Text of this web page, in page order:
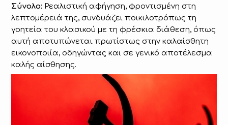
Σύνολο: Ρεαλιστική αφήγηση, φροντισμένη στη
λεπτομέρειά της, συνδυάζει ποικιλοτρόπως τη
γοητεία του κλασικού με τη φρέσκια διάθεση, όπως
αυτή αποτυπώνεται πρωτίστως στην καλαίσθητη
εικονοποιία, οδηγώντας και σε γενικό αποτέλεσμα
καλής αίσθησης.